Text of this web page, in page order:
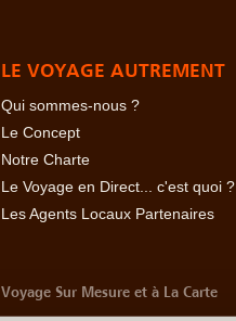
LE VOYAGE AUTREMENT
Qui sommes-nous ?
Le Concept
Notre Charte
Le Voyage en Direct... c'est quoi ?
Les Agents Locaux Partenaires
Voyage Sur Mesure et à La Carte